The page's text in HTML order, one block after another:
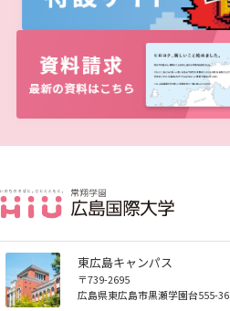
東広島キャンパス
〒739-2695
広島県東広島市黒瀬学園台555-36